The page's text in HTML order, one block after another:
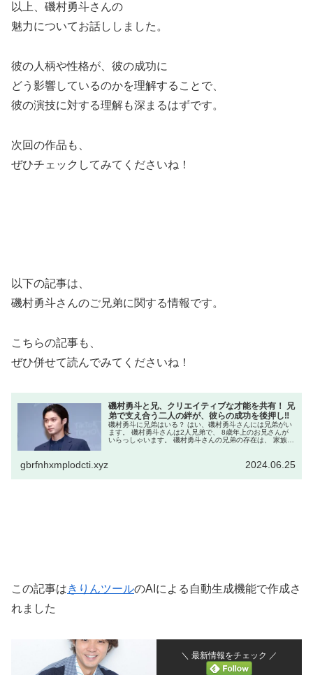
以上、磯村勇斗さんの
魅力についてお話ししました。
彼の人柄や性格が、彼の成功に
どう影響しているのかを理解することで、
彼の演技に対する理解も深まるはずです。
次回の作品も、
ぜひチェックしてみてくださいね！
以下の記事は、
磯村勇斗さんのご兄弟に関する情報です。
こちらの記事も、
ぜひ併せて読んでみてくださいね！
磯村勇斗と兄、クリエイティブな才能を共有！ 兄
弟で支え合う二人の絆が、彼らの成功を後押し‼
磯村勇斗に兄弟はいる？ はい、磯村勇斗さんには兄弟がい
ます。 磯村勇斗さんは2人兄弟で、 8歳年上のお兄さんが
いらっしゃいます。 磯村勇斗さんの兄弟の存在は、 家族の
gbrfnhxmplodcti.xyz 2024.06.25
この記事はきりんツールのAIによる自動生成機能で作成さ
れました
＼ 最新情報をチェック ／